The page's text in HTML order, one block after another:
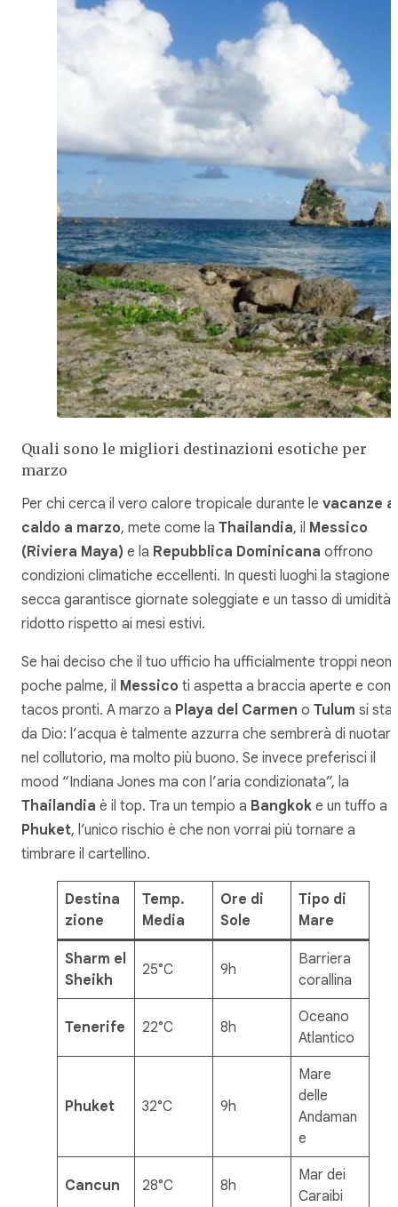
Quali sono le migliori destinazioni esotiche per
marzo
Per chi cerca il vero calore tropicale durante le vacanze al
caldo a marzo, mete come la Thailandia, il Messico
(Riviera Maya) e la Repubblica Dominicana offrono
condizioni climatiche eccellenti. In questi luoghi la stagione
secca garantisce giornate soleggiate e un tasso di umidità
ridotto rispetto ai mesi estivi.
Se hai deciso che il tuo ufficio ha ufficialmente troppi neon
poche palme, il Messico ti aspetta a braccia aperte e con i
tacos pronti. A marzo a Playa del Carmen o Tulum si sta
da Dio: l’acqua è talmente azzurra che sembrerà di nuotare
nel collutorio, ma molto più buono. Se invece preferisci il
mood “Indiana Jones ma con l’aria condizionata”, la
Thailandia è il top. Tra un tempio a Bangkok e un tuffo a
Phuket, l’unico rischio è che non vorrai più tornare a
timbrare il cartellino.
Destina
zione
Temp.
Media
Ore di
Sole
Tipo di
Mare
Sharm el
Sheikh
25°C 9h
Barriera
corallina
Tenerife 22°C 8h
Oceano
Atlantico
Phuket 32°C 9h
Mare
delle
Andaman
e
Cancun 28°C 8h
Mar dei
Caraibi